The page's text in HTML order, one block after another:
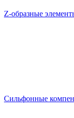
Z-образные
Сильфонные